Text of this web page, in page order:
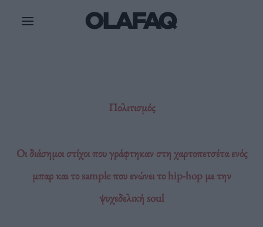
Πολιτισμός
Οι διάσημοι στίχοι που γράφτηκαν στη χαρτοπετσέτα ενός
μπαρ και το sample που ενώνει το hip-hop με την
ψυχεδελική soul